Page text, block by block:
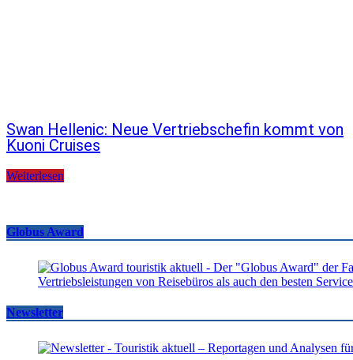
Swan Hellenic: Neue Vertriebschefin kommt von
Kuoni Cruises
Weiterlesen
Globus Award
Newsletter